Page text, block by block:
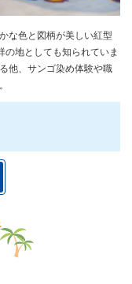
な色と図柄が美しい紅型
地としても知られていま
他、サンゴ染め体験や職